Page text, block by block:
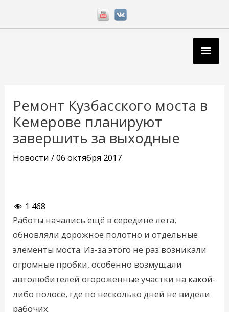
Ремонт Кузбасского моста в
Кемерове планируют
завершить за выходные
Новости /06 октября 2017
1 468
Работы начались ещё в середине лета,
обновляли дорожное полотно и отдельные
элементы моста. Из-за этого не раз возникали
огромные пробки, особенно возмущали
автолюбителей огороженные участки на какой-
либо полосе, где по несколько дней не видели
рабочих.
записям